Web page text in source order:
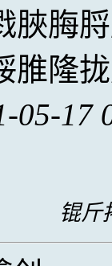
脥脢
脽隆
05-17
锟斤